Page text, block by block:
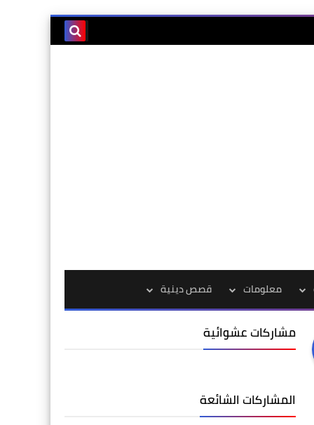
معلومات قصص دينية
مشاركات عشوائية
المشاركات الشائعة